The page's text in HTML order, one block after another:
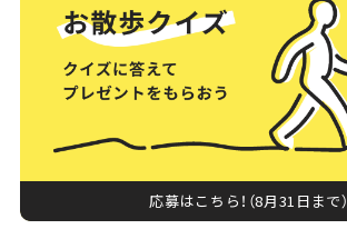
応募はこちら！（8月31日まで）